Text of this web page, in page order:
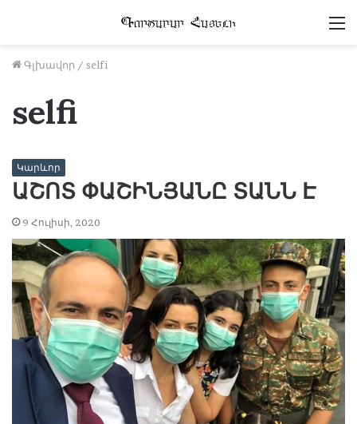
Գլխավոր / selfi
selfi
Կարևոր
ԱՇՈՏ ՓԱՇԻՆՅԱՆԸ ՏԱՆՆ Է
9 Հուլիսի, 2020